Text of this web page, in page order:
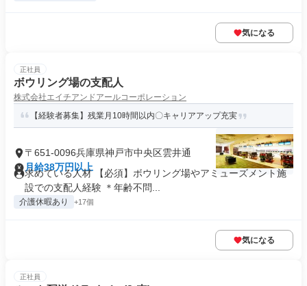
気になる
正社員
ボウリング場の支配人
株式会社エイチアンドアールコーポレーション
【経験者募集】残業月10時間以内〇キャリアアップ充実
〒651-0096兵庫県神戸市中央区雲井通
月給38万円以上
求めている人材 【必須】ボウリング場やアミューズメント施
設での支配人経験 ＊年齢不問...
介護休暇あり +17個
気になる
正社員